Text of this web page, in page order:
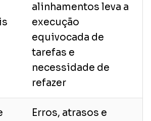
alinhamentos leva a
execução
equivocada de
tarefas e
necessidade de
refazer
Erros, atrasos e